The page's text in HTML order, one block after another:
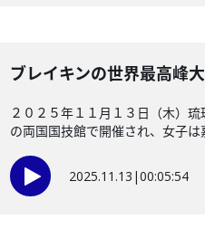
ブレイキンの世界最高峰
２０２５年１１月１３日（木）
の両国国技館で開催され、女子は
2025.11.13 |00:05:54